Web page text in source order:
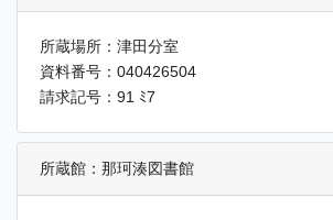
所蔵場所：津田分室
資料番号：040426504
請求記号：91 ﾐ7
所蔵館：那珂湊図書館